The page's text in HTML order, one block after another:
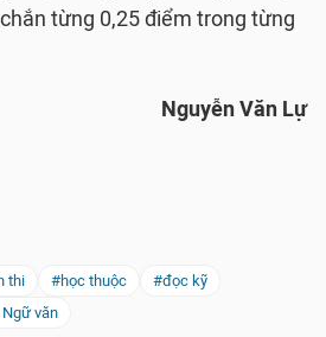
từng 0,25 điểm trong từng
Nguyễn Văn Lự
thi #học thuộc
#đọc kỹ
văn